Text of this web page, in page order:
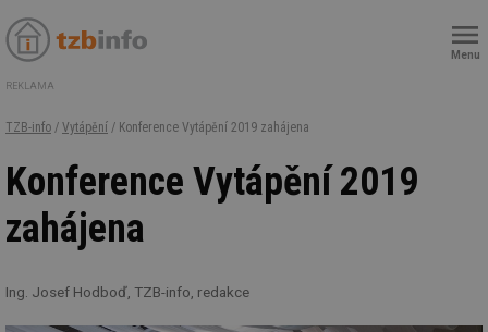
Menu
REKLAMA
TZB-info / Vytápění / Konference Vytápění 2019 zahájena
Konference Vytápění 2019
zahájena
Ing. Josef Hodboď, TZB-info, redakce